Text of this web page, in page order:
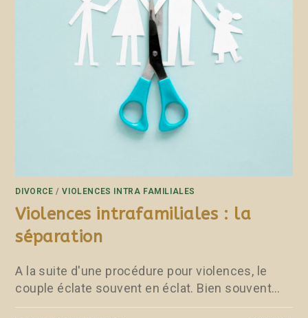
DIVORCE /VIOLENCES INTRA FAMILIALES
Violences intrafamiliales : la
séparation
A la suite d'une procédure pour violences, le
couple éclate souvent en éclat. Bien souvent…